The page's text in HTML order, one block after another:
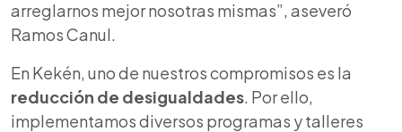
arreglarnos mejor nosotras mismas”, aseveró
Ramos Canul.
En Kekén, uno de nuestros compromisos es la
reducción de desigualdades . Por ello,
implementamos diversos programas y talleres